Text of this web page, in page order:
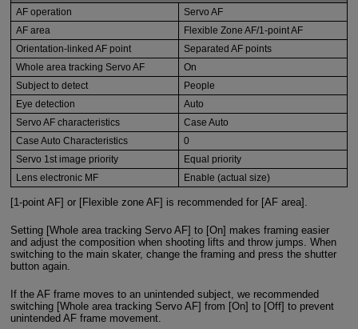
AF operation
Servo AF
AF area
Flexible Zone AF/1-point AF
Orientation-linked AF point
Separated AF points
Whole area tracking Servo AF
On
Subject to detect
People
Eye detection
Auto
Servo AF characteristics
Case Auto
Case Auto Characteristics
0
Servo 1st image priority
Equal priority
Lens electronic MF
Enable (actual size)
[1-point AF] or [Flexible zone AF] is recommended for [AF area].
Setting [Whole area tracking Servo AF] to [On] makes framing easier
and adjust the composition when shooting lifts and throw jumps. When
switching to the main skater, change the framing and press the shutter
button again.
If the AF frame moves to an unintended subject, we recommended
switching [Whole area tracking Servo AF] from [On] to [Off] to prevent
unintended AF frame movement.